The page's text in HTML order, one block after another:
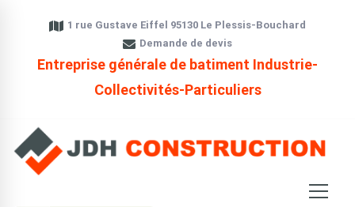
1 rue Gustave Eiffel 95130 Le Plessis-Bouchard
Demande de devis
Entreprise générale de batiment Industrie-
Collectivités-Particuliers